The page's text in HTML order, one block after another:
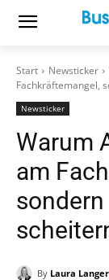
Start Newsticker
Fachkräftemangel,
Newsticker
Warum
am
By Laura Langer